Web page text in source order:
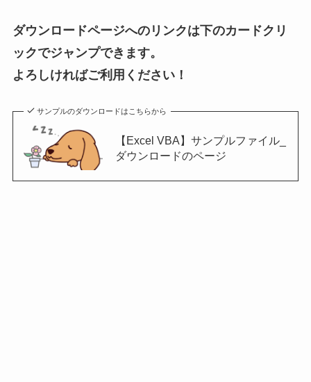
ダウンロードページへのリンクは下のカードクリ
ックでジャンプできます。
よろしければご利用ください！
サンプルのダウンロードはこちらから
【Excel VBA】サンプルファイル_
ダウンロードのページ